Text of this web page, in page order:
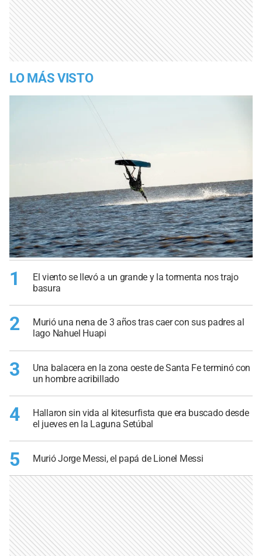
LO MÁS VISTO
1
El viento se llevó a un grande y la tormenta nos trajo
basura
2
Murió una nena de 3 años tras caer con sus padres al
lago Nahuel Huapi
3
Una balacera en la zona oeste de Santa Fe terminó con
un hombre acribillado
4
Hallaron sin vida al kitesurfista que era buscado desde
el jueves en la Laguna Setúbal
5 Murió Jorge Messi, el papá de Lionel Messi